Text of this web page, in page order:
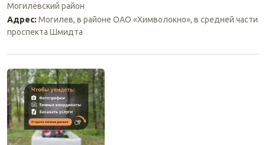
Могилёвский район
Адрес: Могилев, в районе ОАО «Химволокно», в средней части
проспекта Шмидта